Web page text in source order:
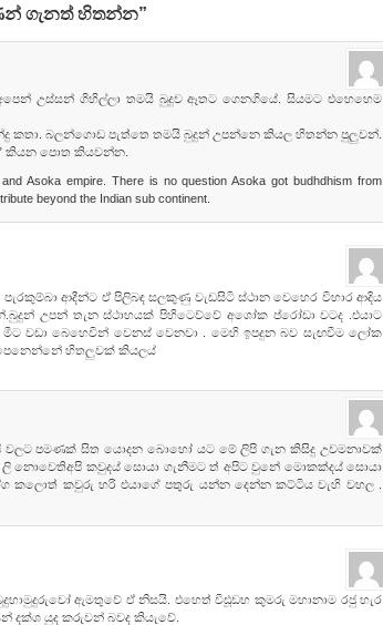
ගැනත් හිතන්න”
උස්සන් ගිහිල්ලා තමයි බුදුව ඈතට ගෙනගියේ. සියමට එහෙහෙම
කතා. බලන්ගොඩ පැත්තෙ තමයි බුදුන් උපන්නෙ කියල හිතන්න පුලුවන්.
කියන පොත කියවන්න.
Asoka empire. There is no question Asoka got budhdhism from
beyond the Indian sub continent.
ආදීන්ට ඒ පිලිබඳ සලකුණු වැඩසිටි ස්ථාන වෙහෙර විහාර ආදිය
උපන් තැන ස්ථාභයක් පිහිටෙව්වේ අශෝක ප්රෝඩා වටද .එයාට
වඩා බෙහෙවින් වෙනස් වෙනවා . මෙහි ඉපදුන බව සැඟවීම ලෝක
පෙනෙන්නේ හිතලුවක් කියලය්
වලට පමණක් සිත යොදන බොහෝ යට මේ ලිපි ගැන කිසිදු උවමනාවක්
නොවෙතිඅපි කවුදය් සොයා ගැනීමට ත් අපිට වුනේ මොකක්දය් සොයා
කලොත් කවුරු හරි එයාගේ පතුරු යන්න දෙන්න කට්ටිය වැහි වහල .
ඇමතුවේ ඒ නිසයි. එහෙත් විඪූඩභ කුමරු මහානාම රජු හැර
දක්ශ යුද කරුවන් බවද කියැවේ.